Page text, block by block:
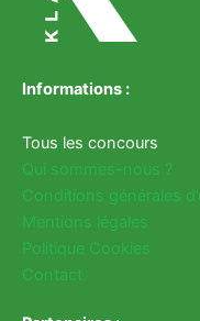
Informations :
Tous les concours
Qui sommes-nous ?
Conditions générales
Mentions légales
Politique Cookies
Contact